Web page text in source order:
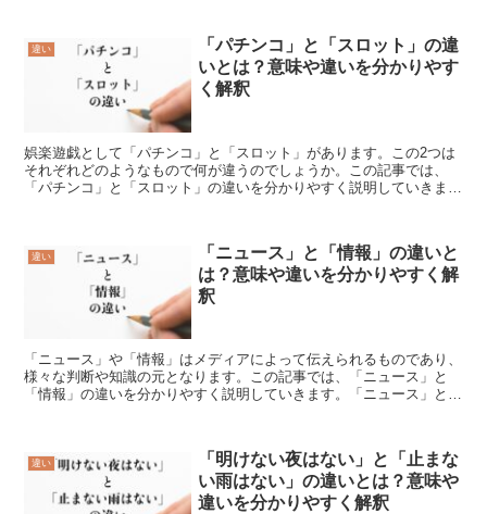
違い
「パチンコ」と「スロット」の違
いとは？意味や違いを分かりやす
く解釈
娯楽遊戯として「パチンコ」と「スロット」があります。この2つは
それぞれどのようなもので何が違うのでしょうか。この記事では、
「パチンコ」と「スロット」の違いを分かりやすく説明していきま
違い
「ニュース」と「情報」の違いと
は？意味や違いを分かりやすく解
釈
「ニュース」や「情報」はメディアによって伝えられるものであり、
様々な判断や知識の元となります。この記事では、「ニュース」と
「情報」の違いを分かりやすく説明していきます。「ニュース」と
違い
「明けない夜はない」と「止まな
い雨はない」の違いとは？意味や
違いを分かりやすく解釈